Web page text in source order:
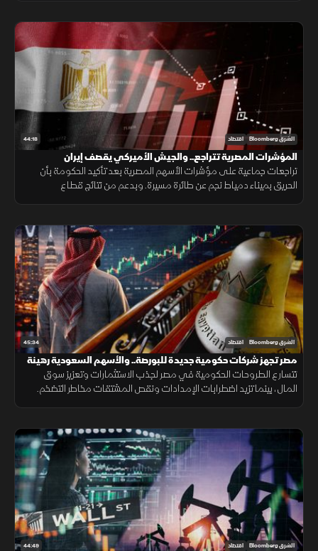
44:18 الشرق Bloomberg اقتصاد
المؤشرات المصرية تتراجع.. والجيش الأميركي يقصف إيران
تراجعات جماعية على مؤشرات الأسهم المصرية بعد تأكيد الحكومة بأن
الحريق بميناء دمياط نجم عن طائرة مسيرة. وبدعم من نتائج قطاع
45:34 الشرق Bloomberg اقتصاد
مصر تجهز شركات حكومية جديدة للبورصة.. والأسهم السعودية رهينة
النتائج والسيولة
تتسارع الطروحات الحكومية في مصر لجذب الاستثمارات وتعزيز سوق
المال، بينما تزيد اضطرابات الإمدادات ونقص المشتقات مخاطر التضخم.
44:49 الشرق Bloomberg اقتصاد